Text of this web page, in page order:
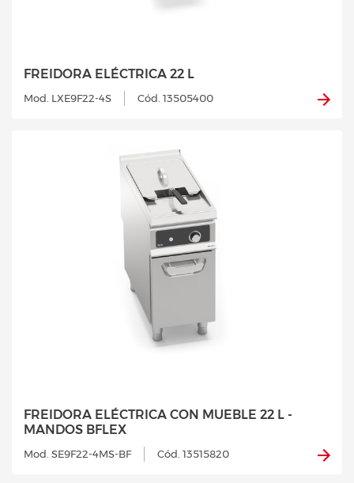
FREIDORA ELÉCTRICA 22 L
Mod. LXE9F22-4S Cód. 13505400
FREIDORA ELÉCTRICA CON MUEBLE 22 L -
MANDOS BFLEX
Mod. SE9F22-4MS-BF Cód. 13515820